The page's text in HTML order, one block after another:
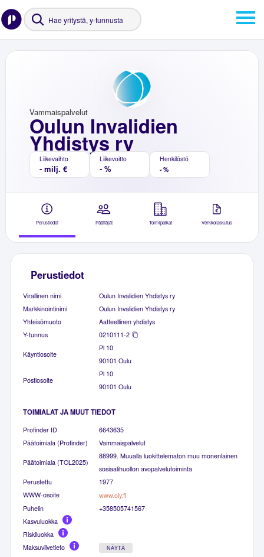
Oulun Invalidien
Yhdistys ry
Vammaispalvelut
Liikevaihto
- milj. €
Liikevoitto
- %
Henkilöstö
- %
Perustiedot Päättäjät Toimipaikat Verkkolaskutus
Perustiedot
Virallinen nimi
Oulun Invalidien Yhdistys ry
Markkinointinimi
Oulun Invalidien Yhdistys ry
Yhteisömuoto
Aatteellinen yhdistys
Y-tunnus
0210111-2
Käyntiosoite
Pl 10
90101 Oulu
Postiosoite
Pl 10
90101 Oulu
TOIMIALAT JA MUUT TIEDOT
Profinder ID
6643635
Päätoimiala (Profinder)
Vammaispalvelut
Päätoimiala (TOL2025)
88999. Muualla luokittelematon muu monenlainen
sosiaalihuollon avopalvelutoiminta
Perustettu
1977
WWW-osoite
www.oiy.fi
Puhelin
+358505741567
Kasvuluokka
Riskiluokka
Maksuviivetieto
NÄYTÄ